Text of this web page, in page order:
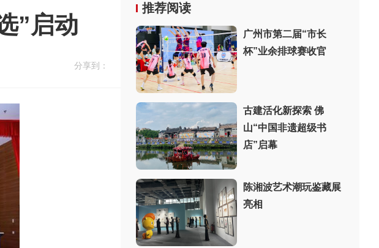
”启动
分享到：
推荐阅读
广州市第二届“市长
杯”业余排球赛收官
古建活化新探索 佛
山“中国非遗超级书
店”启幕
陈湘波艺术潮玩鉴藏展
亮相